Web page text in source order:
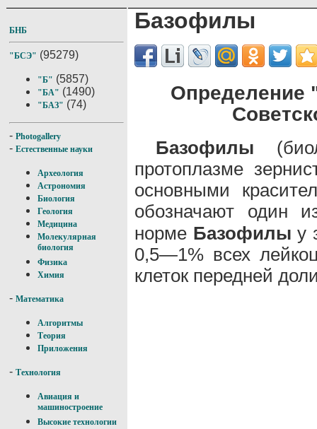
БНБ
"БСЭ" (95279)
"Б" (5857)
"БА" (1490)
"БАЗ" (74)
- Photogallery
- Естественные науки
Археология
Астрономия
Биология
Геология
Медицина
Молекулярная
биология
Физика
Химия
- Математика
Алгоритмы
Теория
Приложения
- Технология
Авиация и
машиностроение
Высокие технологии
Базофилы
Базофилы
протоплазме
основными
обозначают один
норме Базофилы у
0,5—1% всех
клеток передней